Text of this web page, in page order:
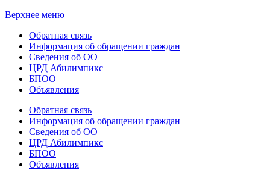
Верхнее меню
Обратная связь
Информация об обращении граждан
Сведения об ОО
ЦРД Абилимпикс
БПОО
Объявления
Обратная связь
Информация об обращении граждан
Сведения об ОО
ЦРД Абилимпикс
БПОО
Объявления